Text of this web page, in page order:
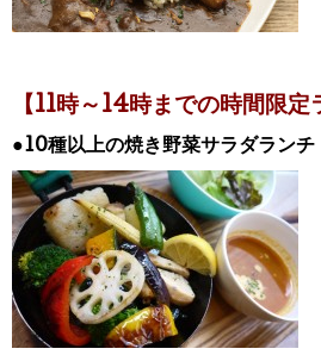
【11時～14時までの時間限定
●10種以上の焼き野菜サラダラ